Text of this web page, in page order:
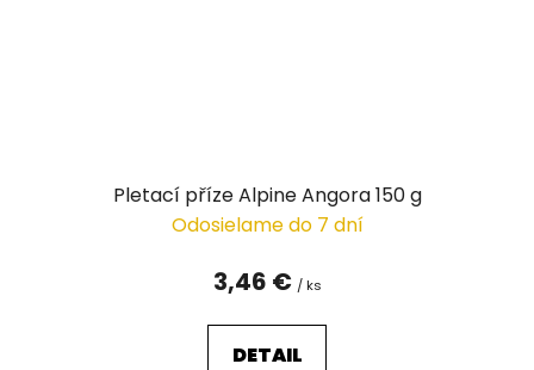
Pletací příze Alpine Angora 150 g
Odosielame do 7 dní
3,46 € / ks
DETAIL